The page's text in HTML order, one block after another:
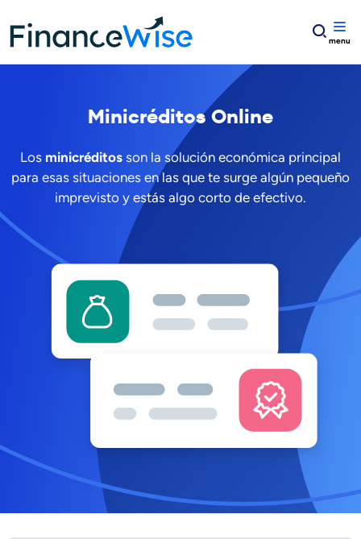
Home Minicréditos Online
Minicréditos Online
Los minicréditos son la solución económica principal
para esas situaciones en las que te surge algún pequeño
imprevisto y estás algo corto de efectivo.